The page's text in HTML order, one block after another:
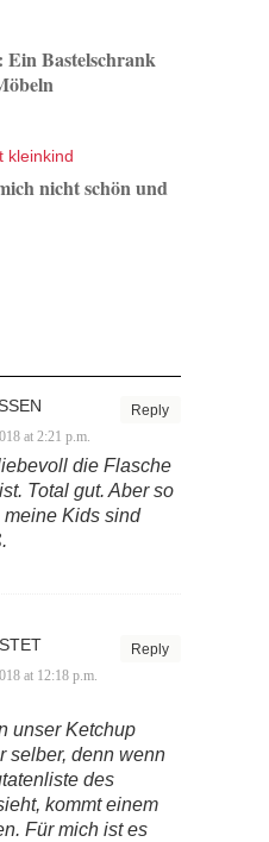
Ein Bastelschrank
nicht schön und
Reply
at 2:21 p.m.
die Flasche
Total gut. Aber so
meine Kids sind
Reply
at 12:18 p.m.
unser Ketchup
selber, denn wenn
des
kommt einem
Für mich ist es